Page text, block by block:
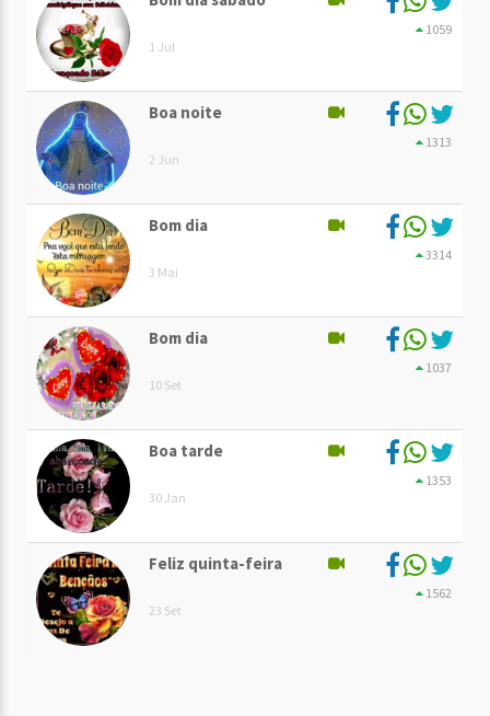
1 Jul
1059
Boa noite
2 Jun
1313
Bom dia
3 Mai
3314
Bom dia
10 Set
1037
Boa tarde
30 Jan
1353
Feliz quinta-feira
23 Set
1562